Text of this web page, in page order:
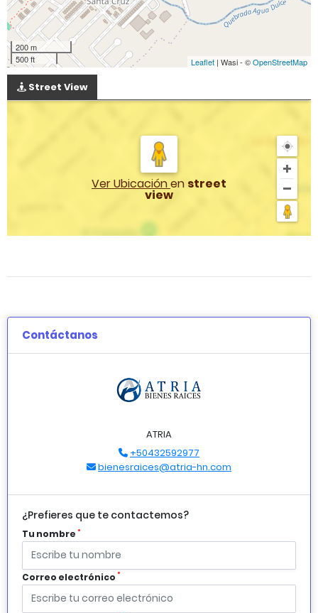
200 m
500 ft
Leaflet | Wasi - ©OpenStreetMap
Street View
Ver Ubicaciónen street
view
Contáctanos
ATRIA
+50432592977
bienesraices@atria-hn.com
¿Prefieres que te contactemos?
Tu nombre *
Correo electrónico *